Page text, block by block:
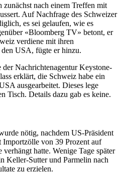
zunächst nach einem Treffen mit
Auf Nachfrage des Schweizer
es sei gelaufen, wie es
«Bloomberg TV» betont, er
verdiene mit ihren
USA, fügte er hinzu.
der Nachrichtenagentur Keystone-
erklärt, die Schweiz habe ein
ausgearbeitet. Dieses lege
Tisch. Details dazu gab es keine.
nötig, nachdem US-Präsident
von 39 Prozent auf
hatte. Wenige Tage später
Keller-Sutter und Parmelin nach
zu erzielen.